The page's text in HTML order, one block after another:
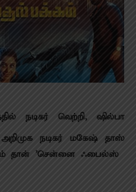
நடிகர் வெற்றி, ஷில்பா
நடிகர் மகேஷ் தாஸ்
தான் ’சென்னை ஃபைல்ஸ் –